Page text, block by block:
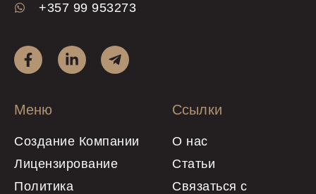
+357 99 953273
Меню
Создание Компании
Лицензирование
Политика
Ссылки
О нас
Статьи
Связаться с